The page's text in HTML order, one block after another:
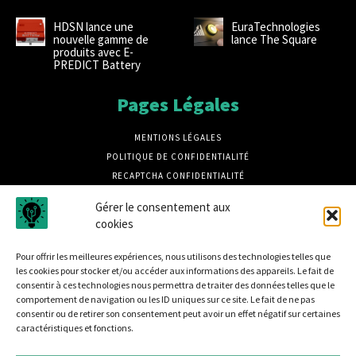
Gérer le consentement aux
cookies
Pour offrir les meilleures expériences, nous utilisons des technologies telles que
les cookies pour stocker et/ou accéder aux informations des appareils. Le fait de
consentir à ces technologies nous permettra de traiter des données telles que le
comportement de navigation ou les ID uniques sur ce site. Le fait de ne pas
consentir ou de retirer son consentement peut avoir un effet négatif sur certaines
caractéristiques et fonctions.
HDSN lance une
nouvelle gamme de
produits avec E-
PREDICT Battery
EuraTechnologies
lance The Square
Pages Légales
MENTIONS LÉGALES
POLITIQUE DE CONFIDENTIALITÉ
RECAPTCHA CONFIDENTIALITÉ
CRÉDITS PHOTOS MAGNIFIC